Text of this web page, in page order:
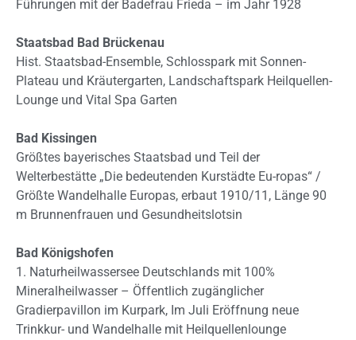
Führungen mit der Badefrau Frieda – im Jahr 1928
Staatsbad Bad Brückenau
Hist. Staatsbad-Ensemble, Schlosspark mit Sonnen-
Plateau und Kräutergarten, Landschaftspark Heilquellen-
Lounge und Vital Spa Garten
Bad Kissingen
Größtes bayerisches Staatsbad und Teil der
Welterbestätte „Die bedeutenden Kurstädte Eu-ropas“ /
Größte Wandelhalle Europas, erbaut 1910/11, Länge 90
m Brunnenfrauen und Gesundheitslotsin
Bad Königshofen
1. Naturheilwassersee Deutschlands mit 100%
Mineralheilwasser – Öffentlich zugänglicher
Gradierpavillon im Kurpark, Im Juli Eröffnung neue
Trinkkur- und Wandelhalle mit Heilquellenlounge